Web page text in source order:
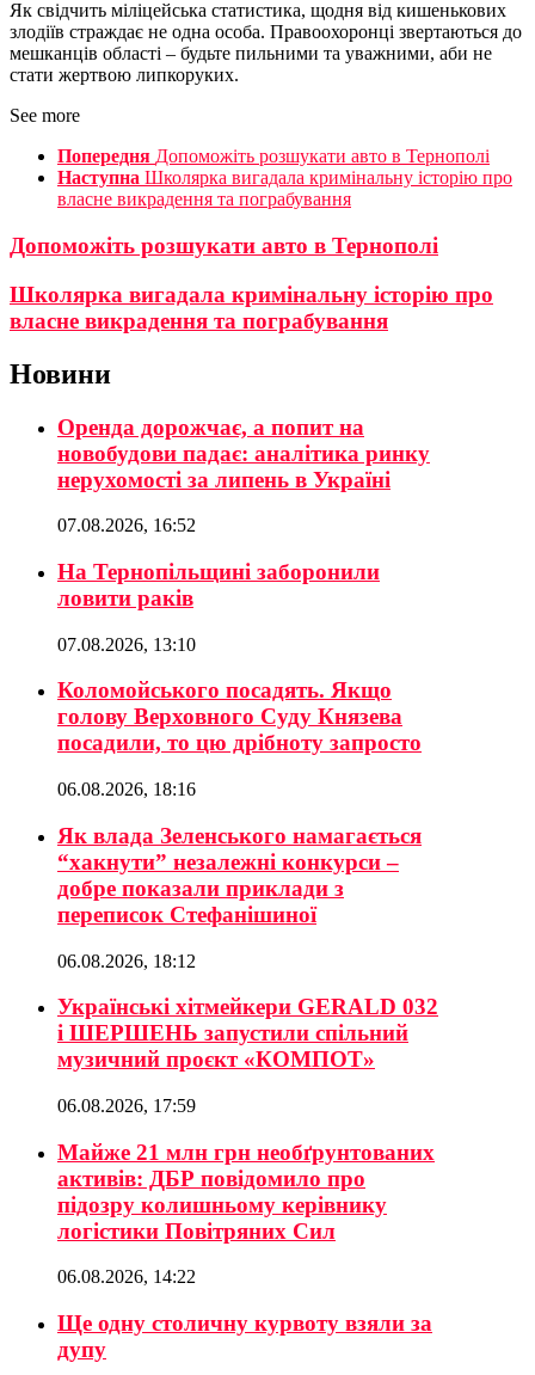
Як свідчить міліцейська статистика, щодня від кишенькових
злодіїв страждає не одна особа. Правоохоронці звертаються до
мешканців області – будьте пильними та уважними, аби не
стати жертвою липкоруких.
See more
Попередня Допоможіть розшукати авто в Тернополі
Наступна Школярка вигадала кримінальну історію про
власне викрадення та пограбування
Допоможіть розшукати авто в Тернополі
Школярка вигадала кримінальну історію про
власне викрадення та пограбування
Новини
Оренда дорожчає, а попит на
новобудови падає: аналітика ринку
нерухомості за липень в Україні
07.08.2026, 16:52
На Тернопільщині заборонили
ловити раків
07.08.2026, 13:10
Коломойського посадять. Якщо
голову Верховного Суду Князева
посадили, то цю дрібноту запросто
06.08.2026, 18:16
Як влада Зеленського намагається
“хакнути” незалежні конкурси –
добре показали приклади з
переписок Стефанішиної
06.08.2026, 18:12
Українські хітмейкери GERALD 032
і ШЕРШЕНЬ запустили спільний
музичний проєкт «КОМПОТ»
06.08.2026, 17:59
Майже 21 млн грн необґрунтованих
активів: ДБР повідомило про
підозру колишньому керівнику
логістики Повітряних Сил
06.08.2026, 14:22
Ще одну столичну курвоту взяли за
дупу